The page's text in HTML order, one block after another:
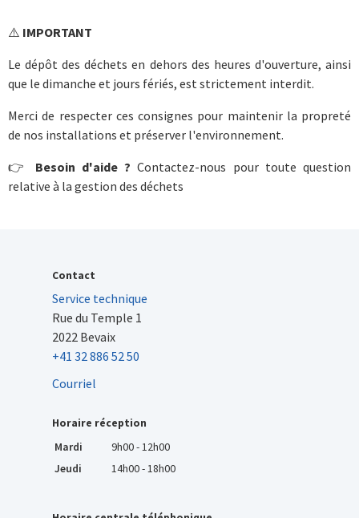
⚠️ IMPORTANT
Le dépôt des déchets en dehors des heures d'ouverture, ainsi
que le dimanche et jours fériés, est strictement interdit.
Merci de respecter ces consignes pour maintenir la propreté
de nos installations et préserver l'environnement.
👉 Besoin d'aide ?Contactez-nous pour toute question
relative à la gestion des déchets
Contact
Service technique
Rue du Temple 1
2022 Bevaix
+41 32 886 52 50
Courriel
Horaire réception
Mardi
9h00 - 12h00
Jeudi
14h00 - 18h00